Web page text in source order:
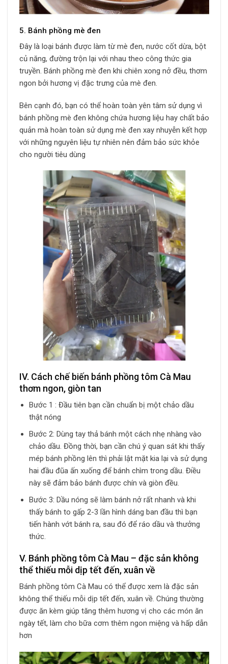
5. Bánh phồng mè đen
Đây là loại bánh được làm từ mè đen, nước cốt dừa, bột
củ năng, đường trộn lại với nhau theo công thức gia
truyền. Bánh phồng mè đen khi chiên xong nở đều, thơm
ngon bởi hương vị đặc trưng của mè đen.
Bên cạnh đó, bạn có thể hoàn toàn yên tâm sử dụng vì
bánh phồng mè đen không chứa hương liệu hay chất bảo
quản mà hoàn toàn sử dụng mè đen xay nhuyễn kết hợp
với những nguyên liệu tự nhiên nên đảm bảo sức khỏe
cho người tiêu dùng
IV. Cách chế biến bánh phồng tôm Cà Mau
thơm ngon, giòn tan
Bước 1 : Đầu tiên bạn cần chuẩn bị một chảo dầu
thật nóng
Bước 2: Dùng tay thả bánh một cách nhẹ nhàng vào
chảo dầu. Đồng thời, bạn cần chú ý quan sát khi thấy
mép bánh phồng lên thì phải lật mặt kia lại và sử dụng
hai đầu đũa ấn xuống để bánh chìm trong dầu. Điều
này sẽ đảm bảo bánh được chín và giòn đều.
Bước 3: Dầu nóng sẽ làm bánh nở rất nhanh và khi
thấy bánh to gấp 2-3 lần hình dáng ban đầu thì bạn
tiến hành vớt bánh ra, sau đó để ráo dầu và thưởng
thức.
V. Bánh phồng tôm Cà Mau – đặc sản không
thể thiếu mỗi dịp tết đến, xuân về
Bánh phồng tôm Cà Mau có thể được xem là đặc sản
không thể thiếu mỗi dịp tết đến, xuân về. Chúng thường
được ăn kèm giúp tăng thêm hương vị cho các món ăn
ngày tết, làm cho bữa cơm thêm ngon miệng và hấp dẫn
hơn